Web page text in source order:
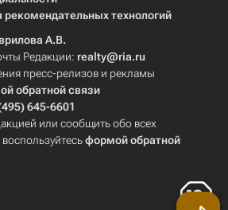
технологий
А.В.
Редакции: realty@ria.ru
пресс-релизов и рекламы
обратной связи
645-6601
или сообщить обо всех
формой обратной